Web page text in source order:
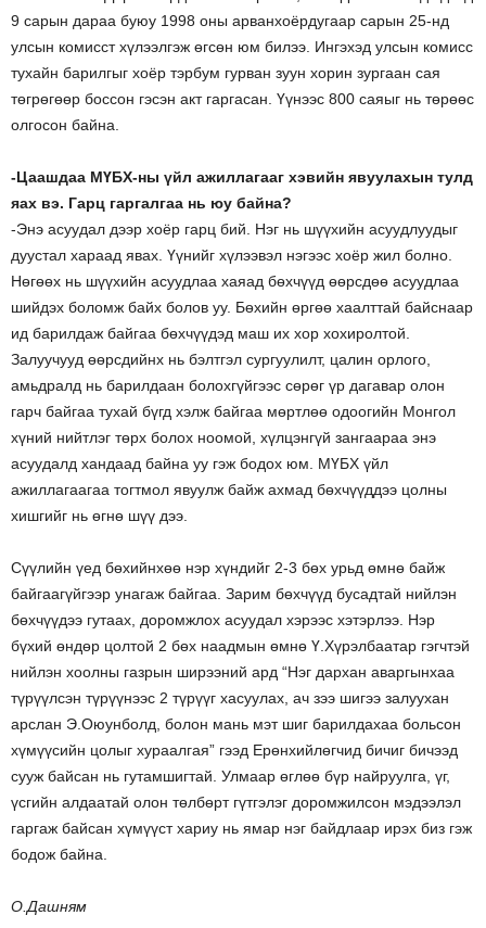
9 сарын дараа буюу 1998 оны арванхоёрдугаар сарын 25-нд
улсын комисст хүлээлгэж өгсөн юм билээ. Ингэхэд улсын комисс
тухайн барилгыг хоёр тэрбум гурван зуун хорин зургаан сая
төгрөгөөр боссон гэсэн акт гаргасан. Үүнээс 800 саяыг нь төрөөс
олгосон байна.
-Цаашдаа МҮБХ-ны үйл ажиллагааг хэвийн явуулахын тулд
яах вэ. Гарц гаргалгаа нь юу байна?
-Энэ асуудал дээр хоёр гарц бий. Нэг нь шүүхийн асуудлуудыг
дуустал хараад явах. Үүнийг хүлээвэл нэгээс хоёр жил болно.
Нөгөөх нь шүүхийн асуудлаа хаяад бөхчүүд өөрсдөө асуудлаа
шийдэх боломж байх болов уу. Бөхийн өргөө хаалттай байснаар
ид барилдаж байгаа бөхчүүдэд маш их хор хохиролтой.
Залуучууд өөрсдийнх нь бэлтгэл сургуулилт, цалин орлого,
амьдралд нь барилдаан болохгүйгээс сөрөг үр дагавар олон
гарч байгаа тухай бүгд хэлж байгаа мөртлөө одоогийн Монгол
хүний нийтлэг төрх болох ноомой, хүлцэнгүй зангаараа энэ
асуудалд хандаад байна уу гэж бодох юм. МҮБХ үйл
ажиллагаагаа тогтмол явуулж байж ахмад бөхчүүддээ цолны
хишгийг нь өгнө шүү дээ.
Сүүлийн үед бөхийнхөө нэр хүндийг 2-3 бөх урьд өмнө байж
байгаагүйгээр унагаж байгаа. Зарим бөхчүүд бусадтай нийлэн
бөхчүүдээ гутаах, доромжлох асуудал хэрээс хэтэрлээ. Нэр
бүхий өндөр цолтой 2 бөх наадмын өмнө Ү.Хүрэлбаатар гэгчтэй
нийлэн хоолны газрын ширээний ард “Нэг дархан аваргынхаа
түрүүлсэн түрүүнээс 2 түрүүг хасуулах, ач зээ шигээ залуухан
арслан Э.Оюунболд, болон мань мэт шиг барилдахаа больсон
хүмүүсийн цолыг хураалгая” гээд Ерөнхийлөгчид бичиг бичээд
сууж байсан нь гутамшигтай. Улмаар өглөө бүр найруулга, үг,
үсгийн алдаатай олон төлбөрт гүтгэлэг доромжилсон мэдээлэл
гаргаж байсан хүмүүст хариу нь ямар нэг байдлаар ирэх биз гэж
бодож байна.
О.Дашням